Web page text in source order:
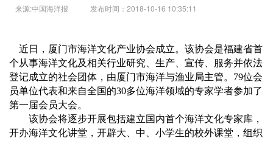
来源:中国海洋报 发布时间：2018-10-16 10:35:11
近日，厦门市海洋文化产业协会成立。该协会是福建省首
个从事海洋文化及相关行业研究、生产、宣传、服务并依法
登记成立的社会团体，由厦门市海洋与渔业局主管。79位会
员单位代表和来自全国的30多位海洋领域的专家学者参加了
第一届会员大会。
该协会将逐步开展包括建立国内首个海洋文化专家库，
开办海洋文化讲堂，开辟大、中、小学生的校外课堂，组织